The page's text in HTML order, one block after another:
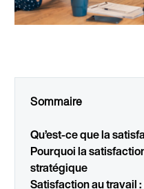
Sommaire
Qu’est-ce que la
Pourquoi la
stratégique
Satisfaction au travail